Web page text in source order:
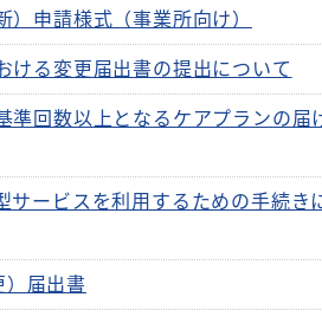
申請様式（事業所向け）
ける変更届出書の提出について
準回数以上となるケアプランの届
サービスを利用するための手続き
）届出書